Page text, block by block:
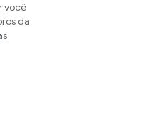
você
da